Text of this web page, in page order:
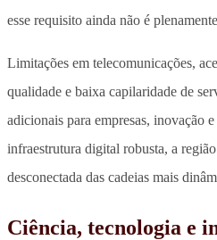
esse requisito ainda não é
Limitações em telecomunicações,
qualidade e baixa capilaridade de
adicionais para empresas, inovação
infraestrutura digital robusta, a
desconectada das cadeias mais
Ciência, tecnologia e